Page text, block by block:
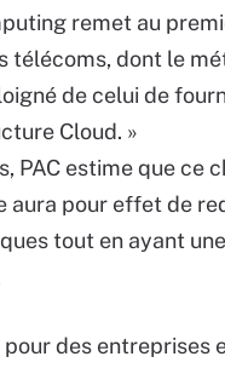
remet au
télécoms, dont le
de celui de
Cloud. »
PAC estime que ce
aura pour effet de
tout en ayant
pour des entreprises